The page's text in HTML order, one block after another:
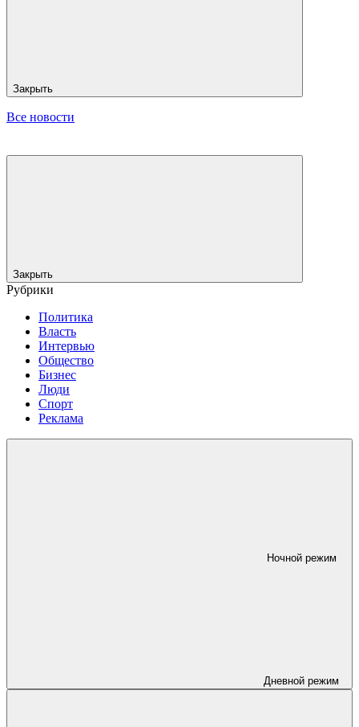
Закрыть
Все новости
Закрыть
Рубрики
Политика
Власть
Интервью
Общество
Бизнес
Люди
Спорт
Реклама
Ночной режим
Дневной режим